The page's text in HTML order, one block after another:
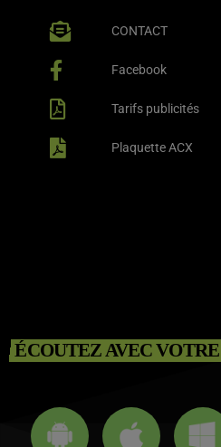
CONTACT
Facebook
Tarifs publicités
Plaquette ACX
ÉCOUTEZ AVEC